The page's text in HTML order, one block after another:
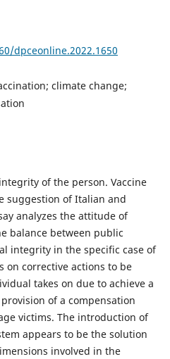
dpceonline.2022.1650
climate change;
of the person. Vaccine
suggestion of Italian and
analyzes the attitude of
balance between public
integrity in the specific case of
on corrective actions to be
takes on due to achieve a
of a compensation
victims. The introduction of
appears to be the solution
involved in the